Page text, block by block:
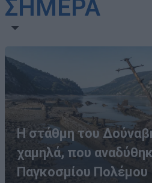
ΣΗΜΕΡΑ
Η στάθμη του
χαμηλά, που
Παγκοσμίου Πολέμου